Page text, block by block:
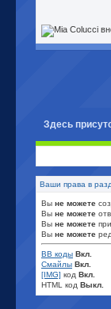
Здесь
Ваши права в
Вы не можете
Вы не можете
Вы не можете
Вы не можете
BB коды Вкл.
Смайлы Вкл.
[IMG] код Вкл.
HTML код Выкл.